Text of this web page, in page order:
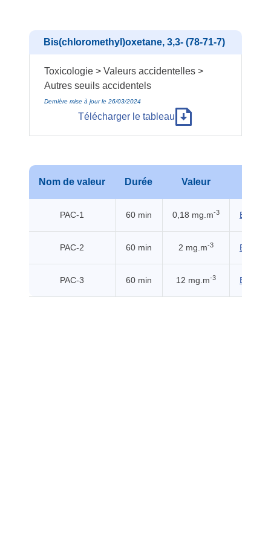
Bis(chloromethyl)oxetane, 3,3- (78-71-7)
Toxicologie > Valeurs accidentelles >
Autres seuils accidentels
Dernière mise à jour le 26/03/2024
Télécharger le tableau
Nom de valeur Durée Valeur
PAC-1 60 min 0,18 mg.m-3 EHSS
PAC-2 60 min 2 mg.m-3 EHSS
PAC-3 60 min 12 mg.m-3 EHSS